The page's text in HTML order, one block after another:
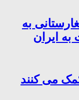
به
به ایران
می کنند